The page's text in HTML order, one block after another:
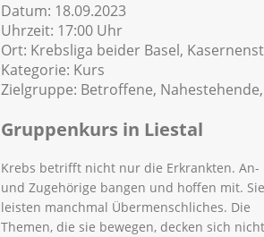
Datum: 18.09.2023
Uhrzeit: 17:00 Uhr
Ort: Krebsliga beider Basel,
Kategorie: Kurs
Zielgruppe: Betroffene,
Gruppenkurs in Liestal
Krebs betrifft nicht nur die Erkrankten. An-
und Zugehörige bangen und hoffen mit. Sie
leisten manchmal Übermenschliches. Die
Themen, die sie bewegen, decken sich nicht